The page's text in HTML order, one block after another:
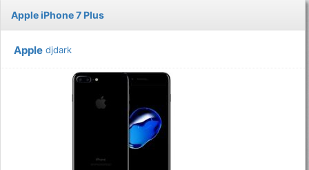
Apple iPhone 7 Plus
Apple djdark